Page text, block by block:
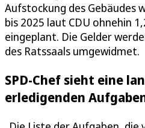
Aufstockung des Gebäudes
bis 2025 laut CDU ohnehin
eingeplant. Die Gelder
des Ratssaals umgewidmet.
SPD-Chef sieht eine
erledigenden